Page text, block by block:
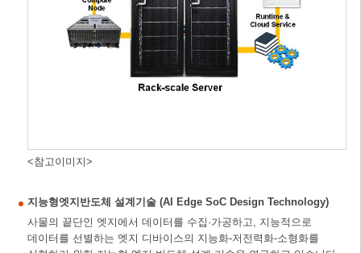
<참고이미지>
지능형엣지반도체 설계기술 (AI Edge SoC Design Technology)
사물의 끝단인 엣지에서 데이터를 수집·가공하고, 지능적으로
데이터를 선별하는 엣지 디바이스의 지능화-저전력화-소형화를